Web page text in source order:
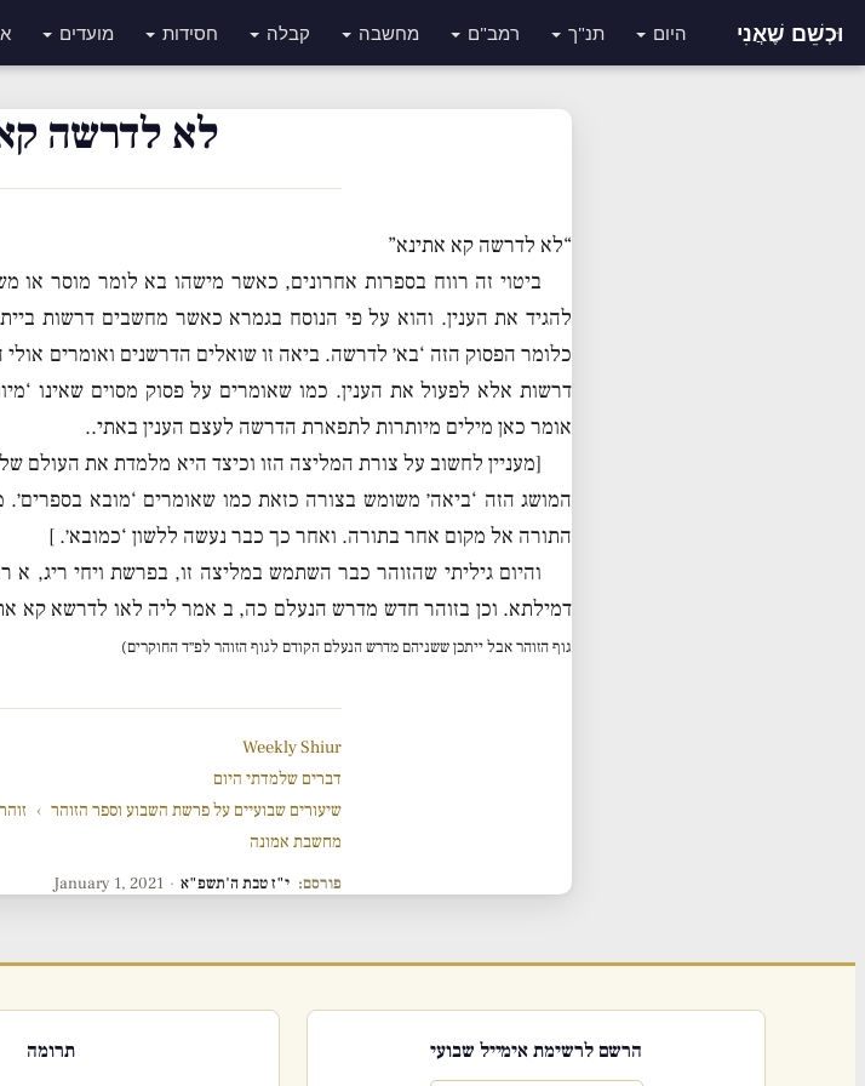
וּכְשֵׁם שֶׁאֲנִי היום תנ"ך רמב"ם מחשבה קבלה חסידות מועדים
לא לדרשה
“לא לדרשה קא אתינא”
ביטוי זה רווח בספרות אחרונים, כאשר מישהו בא לומר מוסר או
להגיד את הענין. והוא על פי הנוסח בגמרא כאשר מחשבים דרשות
כלומר הפסוק הזה ‘בא׳ לדרשה. ביאה זו שואלים הדרשנים ואומרים
דרשות אלא לפעול את הענין. כמו שאומרים על פסוק מסוים שאינו
אומר כאן מילים מיותרות לתפארת הדרשה לעצם הענין באתי..
[מעניין לחשוב על צורת המליצה הזו וכיצד היא מלמדת את
המושג הזה ‘ביאה׳ משומש בצורה כזאת כמו שאומרים ‘מובא
התורה אל מקום אחר בתורה. ואחר כך כבר נעשה ללשון ‘כמובא׳. ]
והיום גיליתי שהזוהר כבר השתמש במליצה זו, בפרשת ויחי ריג,
דמילתא. וכן בזוהר חדש מדרש הנעלם כה, ב אמר ליה לאו לדרשא קא
גוף הזוהר אבל ייתכן ששניהם מדרש הנעלם הקודם לגוף הזוהר לפ״ד החוקרים)
Weekly Shiur
דברים שלמדתי היום
שיעורים שבועיים על פרשת השבוע וספר הזוהר › זוהר
מחשבת אמונה
פורסם: י"ז טבת ה'תשפ"א ·
January 1, 2021
הרשם לרשימת אימייל שבועי תרומה